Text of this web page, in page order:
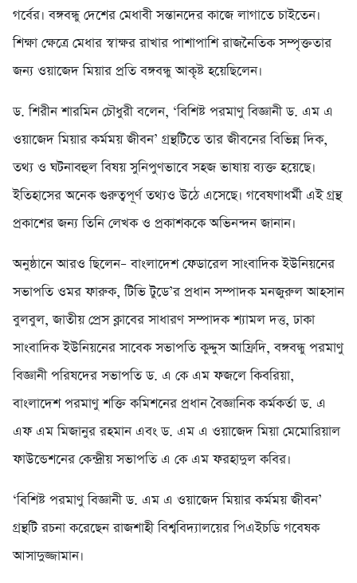
গর্বের। বঙ্গবন্ধু দেশের মেধাবী সন্তানদের কাজে লাগাতে চাইতেন।
শিক্ষা ক্ষেত্রে মেধার স্বাক্ষর রাখার পাশাপাশি রাজনৈতিক সম্পৃক্ততার
জন্য ওয়াজেদ মিয়ার প্রতি বঙ্গবন্ধু আকৃষ্ট হয়েছিলেন।
ড. শিরীন শারমিন চৌধুরী বলেন, ‘বিশিষ্ট পরমাণু বিজ্ঞানী ড. এম এ
ওয়াজেদ মিয়ার কর্মময় জীবন’ গ্রন্থটিতে তার জীবনের বিভিন্ন দিক,
তথ্য ও ঘটনাবহুল বিষয় সুনিপুণভাবে সহজ ভাষায় ব্যক্ত হয়েছে।
ইতিহাসের অনেক গুরুত্বপূর্ণ তথ্যও উঠে এসেছে। গবেষণাধর্মী এই গ্রন্থ
প্রকাশের জন্য তিনি লেখক ও প্রকাশককে অভিনন্দন জানান।
অনুষ্ঠানে আরও ছিলেন– বাংলাদেশ ফেডারেল সাংবাদিক ইউনিয়নের
সভাপতি ওমর ফারুক, টিভি টুডে’র প্রধান সম্পাদক মনজুরুল আহসান
বুলবুল, জাতীয় প্রেস ক্লাবের সাধারণ সম্পাদক শ্যামল দত্ত, ঢাকা
সাংবাদিক ইউনিয়নের সাবেক সভাপতি কুদ্দুস আফ্রিদি, বঙ্গবন্ধু পরমাণু
বিজ্ঞানী পরিষদের সভাপতি ড. এ কে এম ফজলে কিবরিয়া,
বাংলাদেশ পরমাণু শক্তি কমিশনের প্রধান বৈজ্ঞানিক কর্মকর্তা ড. এ
এফ এম মিজানুর রহমান এবং ড. এম এ ওয়াজেদ মিয়া মেমোরিয়াল
ফাউন্ডেশনের কেন্দ্রীয় সভাপতি এ কে এম ফরহাদুল কবির।
‘বিশিষ্ট পরমাণু বিজ্ঞানী ড. এম এ ওয়াজেদ মিয়ার কর্মময় জীবন’
গ্রন্থটি রচনা করেছেন রাজশাহী বিশ্ববিদ্যালয়ের পিএইচডি গবেষক
আসাদুজ্জামান।